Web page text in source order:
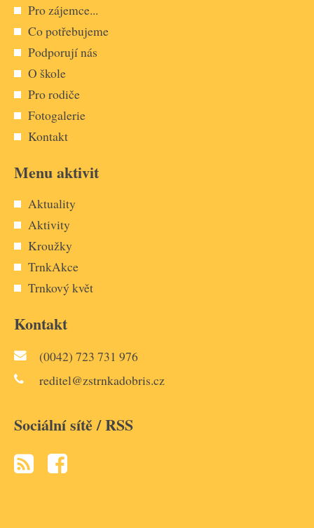
Pro zájemce...
Co potřebujeme
Podporují nás
O škole
Pro rodiče
Fotogalerie
Kontakt
Menu aktivit
Aktuality
Aktivity
Kroužky
TrnkAkce
Trnkový květ
Kontakt
(0042) 723 731 976
reditel@zstrnkadobris.cz
Sociální sítě / RSS